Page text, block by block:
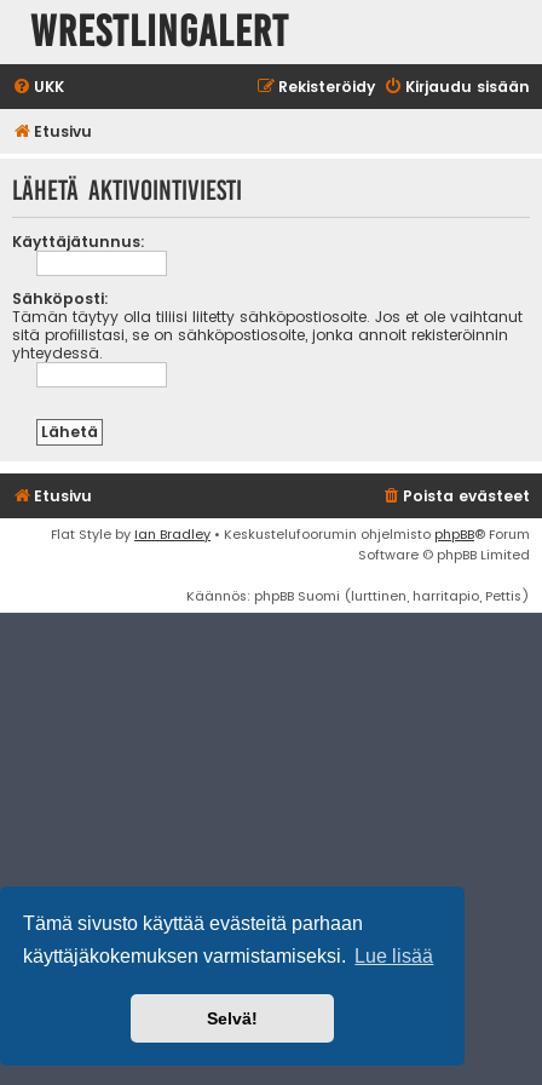
Tämä sivusto käyttää evästeitä parhaan
käyttäjäkokemuksen varmistamiseksi.
Lue lisää
Selvä!
WrestlingAlert
UKK Kirjaudu sisään
Rekisteröidy
Etusivu
Lähetä aktivointiviesti
Käyttäjätunnus:
Sähköposti:
Tämän täytyy olla tiliisi liitetty sähköpostiosoite. Jos et ole vaihtanut
sitä profiilistasi, se on sähköpostiosoite, jonka annoit rekisteröinnin
yhteydessä.
Etusivu Poista evästeet
Flat Style by Ian Bradley • Keskustelufoorumin ohjelmisto phpBB® Forum
Software © phpBB Limited
Käännös: phpBB Suomi (lurttinen, harritapio, Pettis)